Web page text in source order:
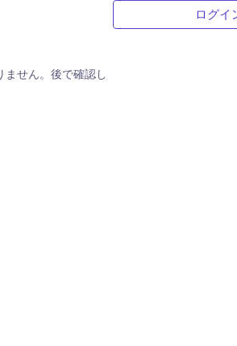
ません。後で確認してください。
ログイ